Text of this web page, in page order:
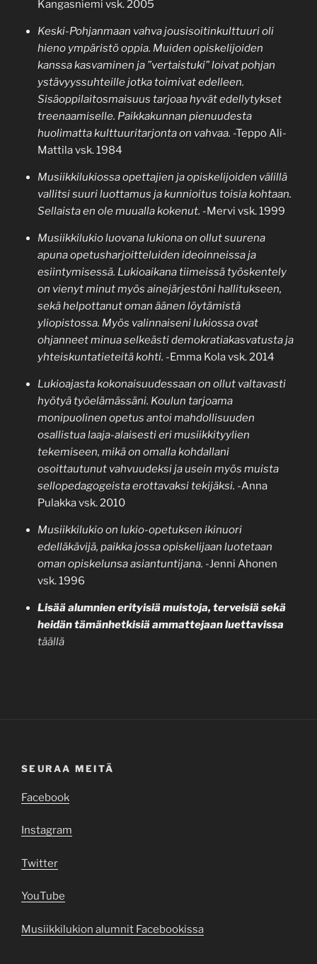
Kangasniemi vsk. 2005
Keski-Pohjanmaan vahva jousisoitinkulttuuri oli
hieno ympäristö oppia. Muiden opiskelijoiden
kanssa kasvaminen ja ”vertaistuki” loivat pohjan
ystävyyssuhteille jotka toimivat edelleen.
Sisäoppilaitosmaisuus tarjoaa hyvät edellytykset
treenaamiselle. Paikkakunnan pienuudesta
huolimatta kulttuuritarjonta on vahvaa. -Teppo Ali-
Mattila vsk. 1984
Musiikkilukiossa opettajien ja opiskelijoiden välillä
vallitsi suuri luottamus ja kunnioitus toisia kohtaan.
Sellaista en ole muualla kokenut. -Mervi vsk. 1999
Musiikkilukio luovana lukiona on ollut suurena
apuna opetusharjoitteluiden ideoinneissa ja
esiintymisessä. Lukioaikana tiimeissä työskentely
on vienyt minut myös ainejärjestöni hallitukseen,
sekä helpottanut oman äänen löytämistä
yliopistossa. Myös valinnaiseni lukiossa ovat
ohjanneet minua selkeästi demokratiakasvatusta ja
yhteiskuntatieteitä kohti. -Emma Kola vsk. 2014
Lukioajasta kokonaisuudessaan on ollut valtavasti
hyötyä työelämässäni. Koulun tarjoama
monipuolinen opetus antoi mahdollisuuden
osallistua laaja-alaisesti eri musiikkityylien
tekemiseen, mikä on omalla kohdallani
osoittautunut vahvuudeksi ja usein myös muista
sellopedagogeista erottavaksi tekijäksi. -Anna
Pulakka vsk. 2010
Musiikkilukio on lukio-opetuksen ikinuori
edelläkävijä, paikka jossa opiskelijaan luotetaan
oman opiskelunsa asiantuntijana. -Jenni Ahonen
vsk. 1996
Lisää alumnien erityisiä muistoja, terveisiä sekä
heidän tämänhetkisiä ammattejaan luettavissa
täällä
SEURAA MEITÄ
Facebook
Instagram
Twitter
YouTube
Musiikkilukion alumnit Facebookissa